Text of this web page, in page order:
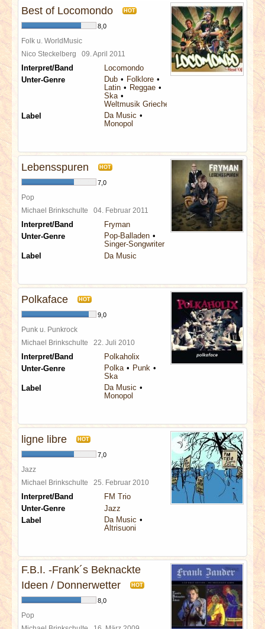
Best of Locomondo HOT
8,0
Folk u. WorldMusic
Nico Steckelberg 09. April 2011
Interpret/Band
Locomondo
Unter-Genre
Dub
Folklore
Latin
Reggae
Ska
Weltmusik Griechenland
Label
Da Music
Monopol
Lebensspuren HOT
7,0
Pop
Michael Brinkschulte 04. Februar 2011
Interpret/Band
Fryman
Unter-Genre
Pop-Balladen
Singer-Songwriter
Label
Da Music
Polkaface HOT
9,0
Punk u. Punkrock
Michael Brinkschulte 22. Juli 2010
Interpret/Band
Polkaholix
Unter-Genre
Polka
Punk
Ska
Label
Da Music
Monopol
ligne libre HOT
7,0
Jazz
Michael Brinkschulte 25. Februar 2010
Interpret/Band
FM Trio
Unter-Genre
Jazz
Label
Da Music
Altrisuoni
F.B.I. -Frank´s Beknackte
Ideen / Donnerwetter
HOT
8,0
Pop